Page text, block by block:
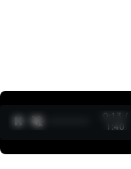
0:15 /
1:40